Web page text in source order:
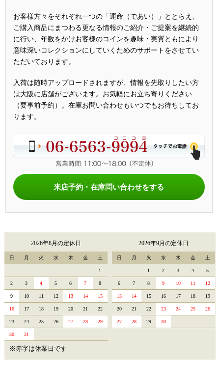
お客様方々をそれぞれ一つの「運命（であい）」ととらえ、
ご購入商品にまつわる更なる情報のご紹介・ご提案を継続的
に行い、年数をかけお客様のコインを趣味・実質ともにより
意味深いコレクションにしていくためのサポートをさせてい
ただいております。
入荷は随時アップロードされますが、情報を先取りしたい方
は大阪に店舗がございます。お気軽にお立ち寄りください
（要事前予約）。在庫お問い合わせもいつでもお待ちしてお
ります。
来店予約・在庫問い合わせをする
2026年8月の定休日
日 月 火 水 木 金 土
1
2 3 4 5 6 7 8
9 10 11 12 13 14 15
16 17 18 19 20 21 22
23 24 25 26 27 28 29
30 31
2026年9月の定休日
日 月 火 水 木 金 土
1 2 3 4 5
6 7 8 9 10 11 12
13 14 15 16 17 18 19
20 21 22 23 24 25 26
27 28 29 30
※赤字は休業日です